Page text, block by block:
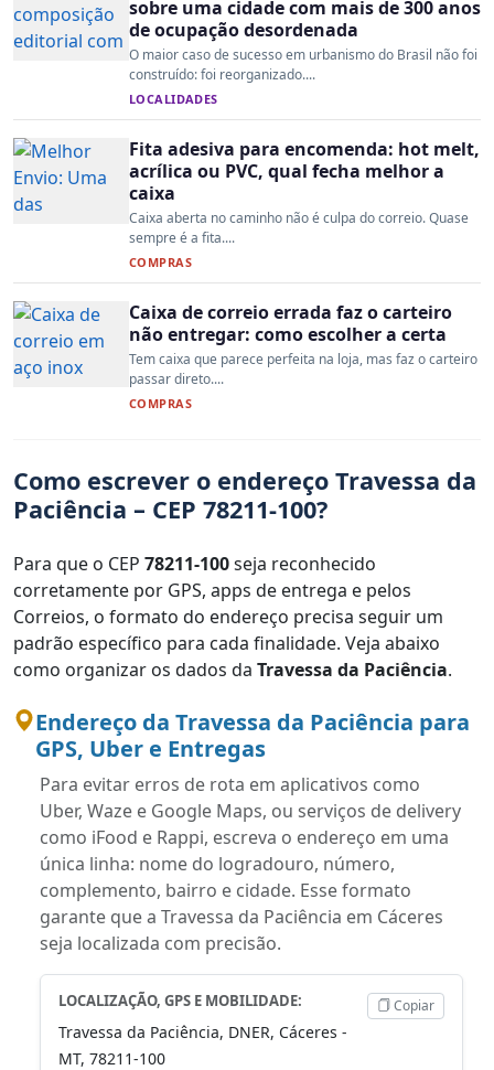
sobre uma cidade com mais de 300 anos
de ocupação desordenada
O maior caso de sucesso em urbanismo do Brasil não foi
construído: foi reorganizado....
LOCALIDADES
Fita adesiva para encomenda: hot melt,
acrílica ou PVC, qual fecha melhor a
caixa
Caixa aberta no caminho não é culpa do correio. Quase
sempre é a fita....
COMPRAS
Caixa de correio errada faz o carteiro
não entregar: como escolher a certa
Tem caixa que parece perfeita na loja, mas faz o carteiro
passar direto....
COMPRAS
Como escrever o endereço Travessa da
Paciência – CEP 78211-100?
Para que o CEP 78211-100seja reconhecido
corretamente por GPS, apps de entrega e pelos
Correios, o formato do endereço precisa seguir um
padrão específico para cada finalidade. Veja abaixo
como organizar os dados da Travessa da Paciência.
Endereço da Travessa da Paciência para
GPS, Uber e Entregas
Para evitar erros de rota em aplicativos como
Uber, Waze e Google Maps, ou serviços de delivery
como iFood e Rappi, escreva o endereço em uma
única linha: nome do logradouro, número,
complemento, bairro e cidade. Esse formato
garante que a Travessa da Paciência em Cáceres
seja localizada com precisão.
LOCALIZAÇÃO, GPS E MOBILIDADE:
Travessa da Paciência, DNER, Cáceres -
MT, 78211-100
Copiar